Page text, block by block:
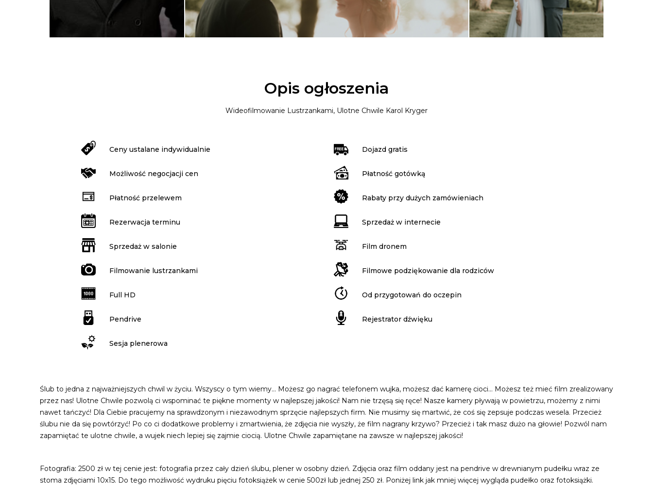
Opis ogłoszenia
Wideofilmowanie Lustrzankami, Ulotne Chwile Karol Kryger
Ceny ustalane indywidualnie Dojazd gratis
Możliwość negocjacji cen Płatność gotówką
Płatność przelewem Rabaty przy dużych zamówieniach
Rezerwacja terminu Sprzedaż w internecie
Sprzedaż w salonie Film dronem
Filmowanie lustrzankami Filmowe podziękowanie dla rodziców
Full HD Od przygotowań do oczepin
Pendrive Rejestrator dźwięku
Sesja plenerowa
Ślub to jedna z najważniejszych chwil w życiu. Wszyscy o tym wiemy... Możesz go nagrać telefonem wujka, możesz dać kamerę cioci... Możesz też mieć film zrealizowany
przez nas! Ulotne Chwile pozwolą ci wspominać te piękne momenty w najlepszej jakości! Nam nie trzęsą się ręce! Nasze kamery pływają w powietrzu, możemy z nimi
nawet tańczyć! Dla Ciebie pracujemy na sprawdzonym i niezawodnym sprzęcie najlepszych firm. Nie musimy się martwić, że coś się zepsuje podczas wesela. Przecież
ślubu nie da się powtórzyć! Po co ci dodatkowe problemy i zmartwienia, że zdjęcia nie wyszły, że film nagrany krzywo? Przecież i tak masz dużo na głowie! Pozwól nam
zapamiętać te ulotne chwile, a wujek niech lepiej się zajmie ciocią. Ulotne Chwile zapamiętane na zawsze w najlepszej jakości!
Fotografia: 2500 zł w tej cenie jest: fotografia przez cały dzień ślubu, plener w osobny dzień. Zdjęcia oraz film oddany jest na pendrive w drewnianym pudełku wraz ze
stoma zdjęciami 10x15. Do tego możliwość wydruku pięciu fotoksiążek w cenie 500zł lub jednej 250 zł. Poniżej link jak mniej więcej wygląda pudełko oraz fotoksiążki.